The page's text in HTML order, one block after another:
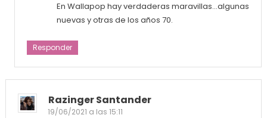
En Wallapop hay verdaderas maravillas…algunas
nuevas y otras de los años 70.
Responder
Razinger Santander
19/06/2021 a las 15:11